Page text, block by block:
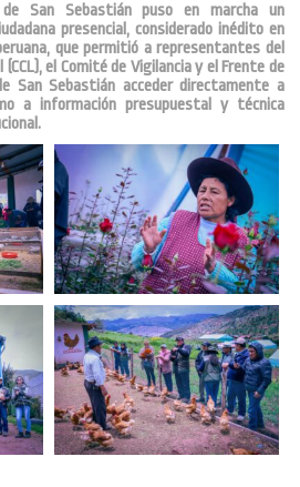
San Sebastián puso en marcha un
presencial, considerado inédito en
que permitió a representantes del
(CCL), el Comité de Vigilancia y el Frente de
San Sebastián acceder directamente a
a información presupuestal y técnica